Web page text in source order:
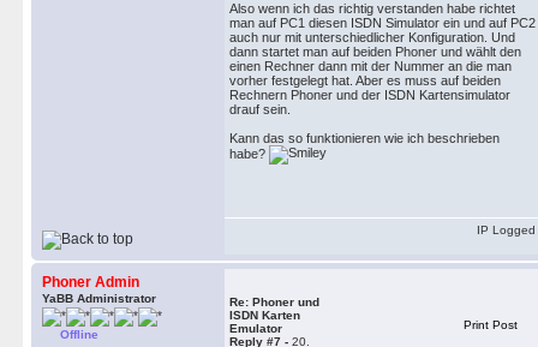
Also wenn ich das richtig verstanden habe richtet
man auf PC1 diesen ISDN Simulator ein und auf PC2
auch nur mit unterschiedlicher Konfiguration. Und
dann startet man auf beiden Phoner und wählt den
einen Rechner dann mit der Nummer an die man
vorher festgelegt hat. Aber es muss auf beiden
Rechnern Phoner und der ISDN Kartensimulator
drauf sein.
Kann das so funktionieren wie ich beschrieben
habe?
IP Logged
Phoner Admin
YaBB Administrator
Offline
Re: Phoner und
ISDN Karten
Emulator
Reply #7 - 20.
Print Post